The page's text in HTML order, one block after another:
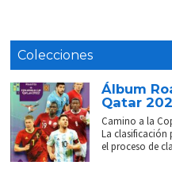
Colecciones
Álbum
Qatar
Camino a la
La clasificación
el proceso de